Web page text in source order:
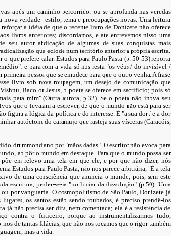
após um caminho percorrido: ou se aprofunda nas veredas
verdade - estilo, tema e preocupações novas. Uma leitura
a idéia de que o recente livro de Donizete não oferece
livros anteriores; discordamos, e até entrevemos nisso uma
autor abdicação de algumas de suas conquistas mais
que eclode num território anterior à própria escrita.
que prefere calar. Estudos para Paulo Pasta (p. 50-53) reporta
e para com a vida só nos resta "os véus / do invisível /
pessoa que se emudece para que o outro venha. A frase
livro sob nova roupagem, um desejo de comunicação que
Baco ou Jesus, o poeta se oferece em sacrifício; pois só
para mim" (Outra aurora, p.32). Se o poeta não inova seu
que o levaram a escrever, de que o mundo não está para ser
figura a lógica da política e do interesse. É "a sua dor / e a dor
autóctone do caramujo que rasteja suas vísceras (Caracóis,
drummondiano por "mãos dadas". O escritor não evoca para
ao pôr o mundo em destaque. Para que o mundo possa ser
em relevo uma tela em que ele, e por que não dizer, nós
Estudos para Paulo Pasta, não nos parece arbitrária, "É a tela
de uma consciência que anuncia o mundo, pois, sem este
escritura, perder-se-ia "no limiar da dissolução" (p.50). Uma
por vanguarda. O cosmopolitismo de São Paulo, Donizete já
os santos estão sendo roubados, é preciso prendê-los
já não precisa ser dita, nem comentada; ela é a resistência de
contra o feiticeiro, porque ao instrumentalizarmos tudo,
de tantas falácias, que não nos tocamos que o rigor também
mas a vida.